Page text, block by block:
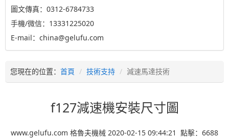
圖文傳真：0312-6784733
手機/微信：13331225020
E-mail：china@gelufu.com
您現在的位置： 首頁 技術支持 減速馬達技術
f127減速機安裝尺寸圖
www.gelufu.com 格魯夫機械 2020-02-15 09:44:21 點擊： 6688